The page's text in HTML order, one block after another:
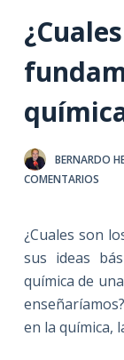
n
o
BERNARDO
COMENTARIOS
¿Cuales son
sus ideas
química de
en la química,